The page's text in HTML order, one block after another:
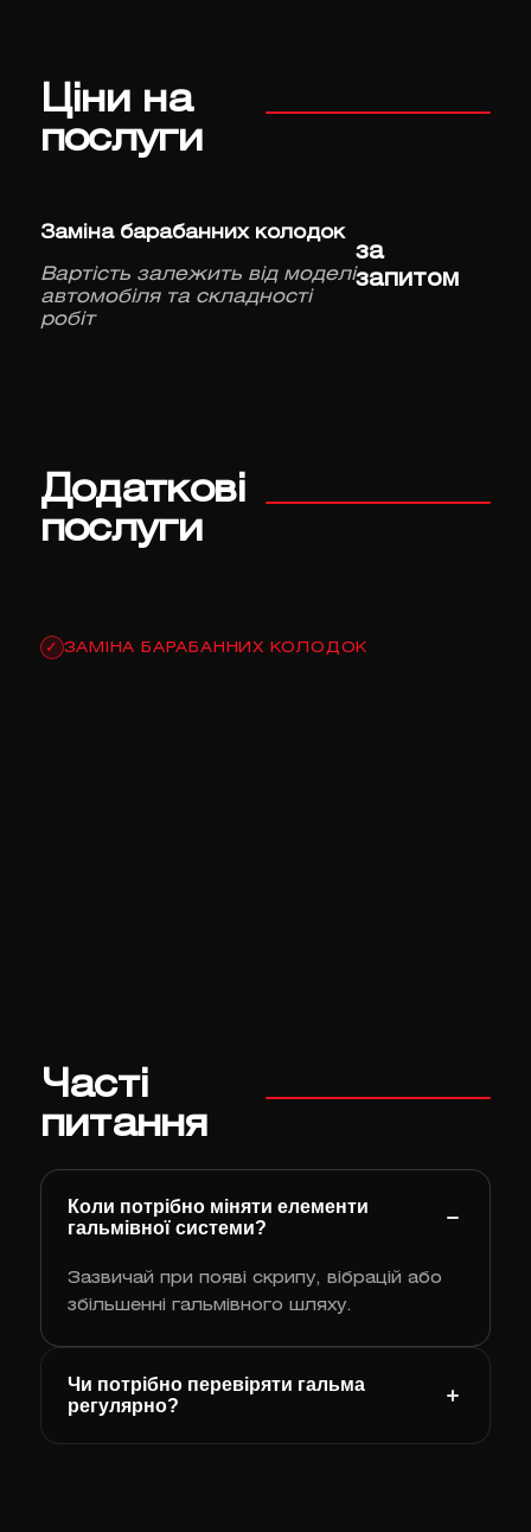
Ціни на
послуги
Заміна барабанних колодок
Вартість залежить від моделі
автомобіля та складності
робіт
за
запитом
Додаткові
послуги
✓ ЗАМІНА БАРАБАННИХ КОЛОДОК
Часті
питання
Коли потрібно міняти елементи
гальмівної системи?
Зазвичай при появі скрипу, вібрацій або
збільшенні гальмівного шляху.
Чи потрібно перевіряти гальма
регулярно?